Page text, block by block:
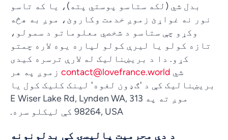
بدل شي (لکه ستاسو پوستي پته)، یا که تاسو
نور نه غواړئ زموږ خدمت وکاروئ، موږ به هڅه
وکړو چې ستاسو د شخصي معلوماتو د سمولو،
تازه کولو یا لیرې کولو لپاره یوه لاره چمتو
کړو. دا د بریښنالیک له لارې ترسره کیدی
شي contact@lovefrance.world زموږ په هر
بریښنالیک کې د 'ګډون لغوه' لینک کلیک کول یا
موږ ته په 313 E Wiser Lake Rd, Lynden WA,
98264, USA کې لیکلو سره.
د دې محرمیت پالیسۍ کې بدلونونه